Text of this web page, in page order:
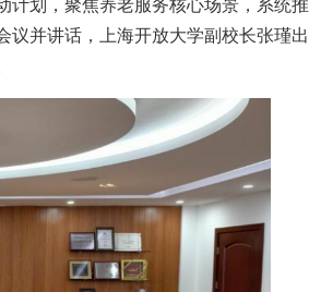
计划，聚焦养老服务核心场景，系统推
议并讲话，上海开放大学副校长张瑾出